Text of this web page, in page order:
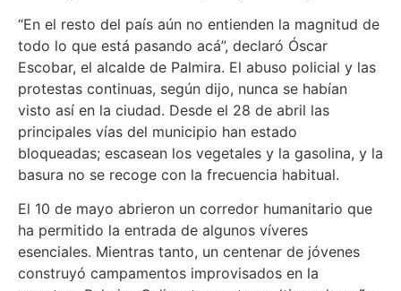
“En el resto del país aún no entienden la magnitud de
todo lo que está pasando acá”, declaró Óscar
Escobar, el alcalde de Palmira. El abuso policial y las
protestas continuas, según dijo, nunca se habían
visto así en la ciudad. Desde el 28 de abril las
principales vías del municipio han estado
bloqueadas; escasean los vegetales y la gasolina, y la
basura no se recoge con la frecuencia habitual.
El 10 de mayo abrieron un corredor humanitario que
ha permitido la entrada de algunos víveres
esenciales. Mientras tanto, un centenar de jóvenes
construyó campamentos improvisados en la